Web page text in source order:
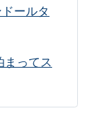
ールタ
ってス